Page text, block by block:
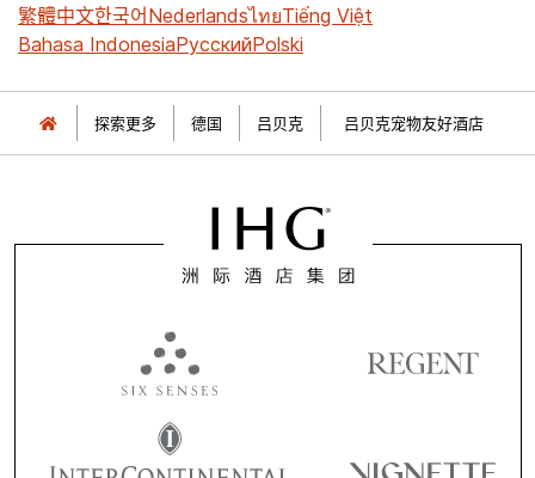
繁體中文한국어NederlandsไทยTiếng Việt
Bahasa IndonesiaРусскийPolski
探索更多 德国 吕贝克 吕贝克宠物友好酒店